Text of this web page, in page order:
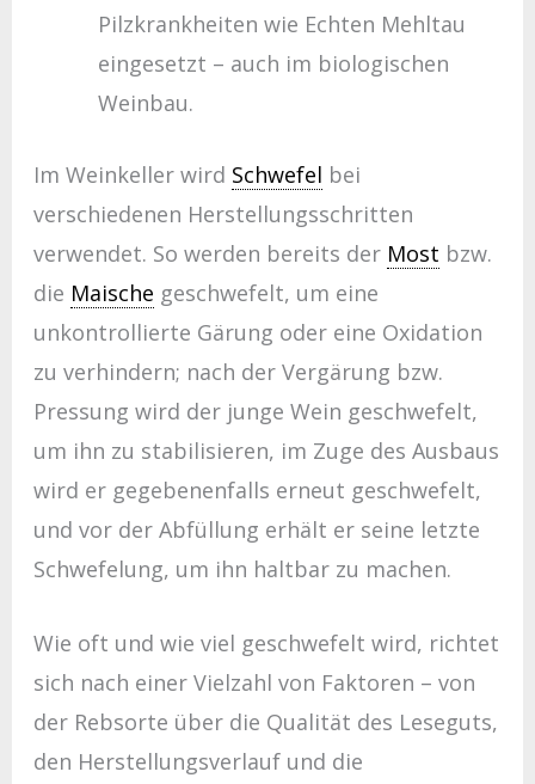
Pilzkrankheiten wie Echten Mehltau
eingesetzt – auch im biologischen
Weinbau.
Im Weinkeller wird Schwefel bei
verschiedenen Herstellungsschritten
verwendet. So werden bereits der Most bzw.
die Maische geschwefelt, um eine
unkontrollierte Gärung oder eine Oxidation
zu verhindern; nach der Vergärung bzw.
Pressung wird der junge Wein geschwefelt,
um ihn zu stabilisieren, im Zuge des Ausbaus
wird er gegebenenfalls erneut geschwefelt,
und vor der Abfüllung erhält er seine letzte
Schwefelung, um ihn haltbar zu machen.
Wie oft und wie viel geschwefelt wird, richtet
sich nach einer Vielzahl von Faktoren – von
der Rebsorte über die Qualität des Leseguts,
den Herstellungsverlauf und die